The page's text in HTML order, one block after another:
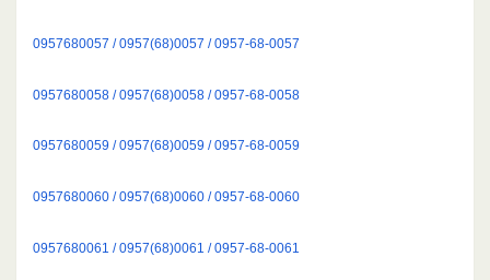
0957680057 / 0957(68)0057 / 0957-68-0057
0957680058 / 0957(68)0058 / 0957-68-0058
0957680059 / 0957(68)0059 / 0957-68-0059
0957680060 / 0957(68)0060 / 0957-68-0060
0957680061 / 0957(68)0061 / 0957-68-0061